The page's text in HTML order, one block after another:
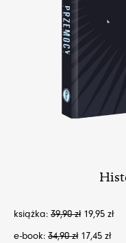
książka: 39,90zł 19,95 zł
e-book: 34,90zł 17,45 zł